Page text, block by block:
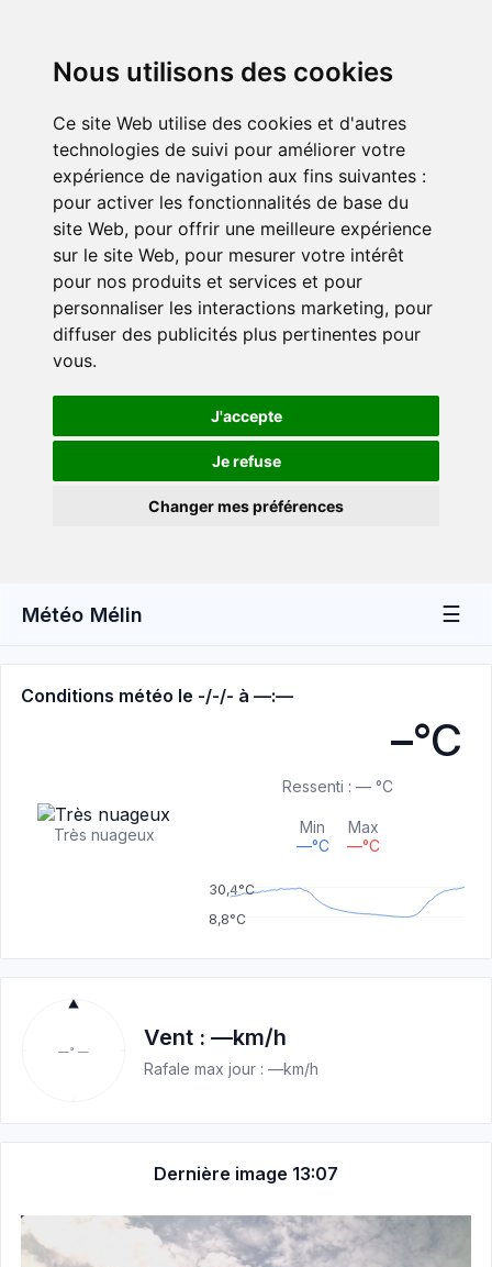
Nous utilisons des cookies
Ce site Web utilise des cookies et d'autres
technologies de suivi pour améliorer votre
expérience de navigation aux fins suivantes :
pour activer les fonctionnalités de base du
site Web, pour offrir une meilleure expérience
sur le site Web, pour mesurer votre intérêt
pour nos produits et services et pour
personnaliser les interactions marketing, pour
diffuser des publicités plus pertinentes pour
vous.
J'accepte
Je refuse
Changer mes préférences
Météo Mélin ☰
Conditions météo le -/-/- à —:—
Très nuageux
–°C
Ressenti :— °C
Min
—°C
Max
—°C
30,4°C
8,8°C
—° —
Vent : —km/h
Rafale max jour : —km/h
Dernière image 13:07